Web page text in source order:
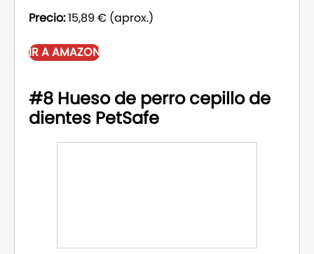
Precio:15,89 € (aprox.)
IR A AMAZON
#8 Hueso de perro cepillo de
dientes PetSafe